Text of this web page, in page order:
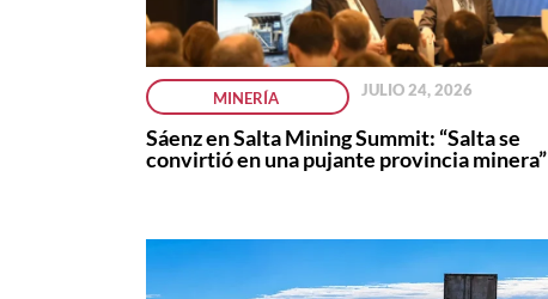
MINERÍA JULIO 24, 2026
Sáenz en Salta Mining Summit: “Salta se
convirtió en una pujante provincia minera”